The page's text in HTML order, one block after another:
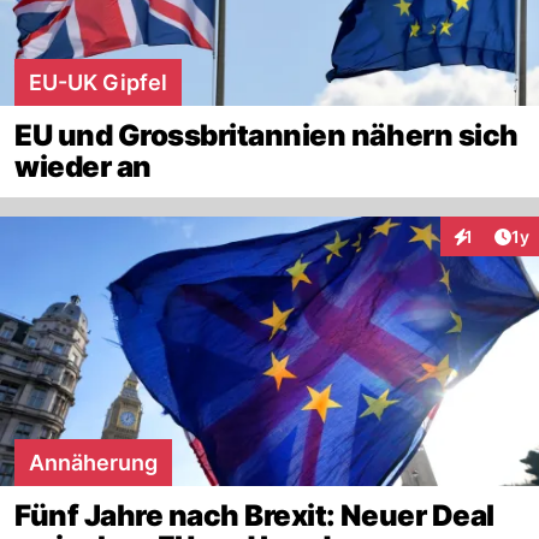
EU-UK Gipfel
EU und Grossbritannien nähern sich
wieder an
1 1y
Annäherung
Fünf Jahre nach Brexit: Neuer Deal